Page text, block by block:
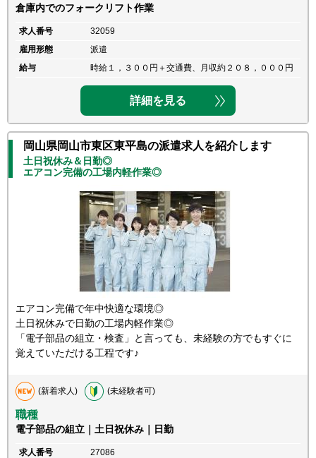
倉庫内でのフォークリフト作業
求人番号
32059
雇用形態
派遣
給与
時給１，３００円＋交通費、月収約２０８，０００円
詳細を見る
岡山県岡山市東区東平島の派遣求人を紹介します
土日祝休み＆日勤◎
エアコン完備の工場内軽作業◎
エアコン完備で年中快適な環境◎
土日祝休みで日勤の工場内軽作業◎
「電子部品の組立・検査」と言っても、未経験の方でもすぐに
覚えていただける工程です♪
(新着求人) (未経験者可)
職種
電子部品の組立｜土日祝休み｜日勤
求人番号
27086